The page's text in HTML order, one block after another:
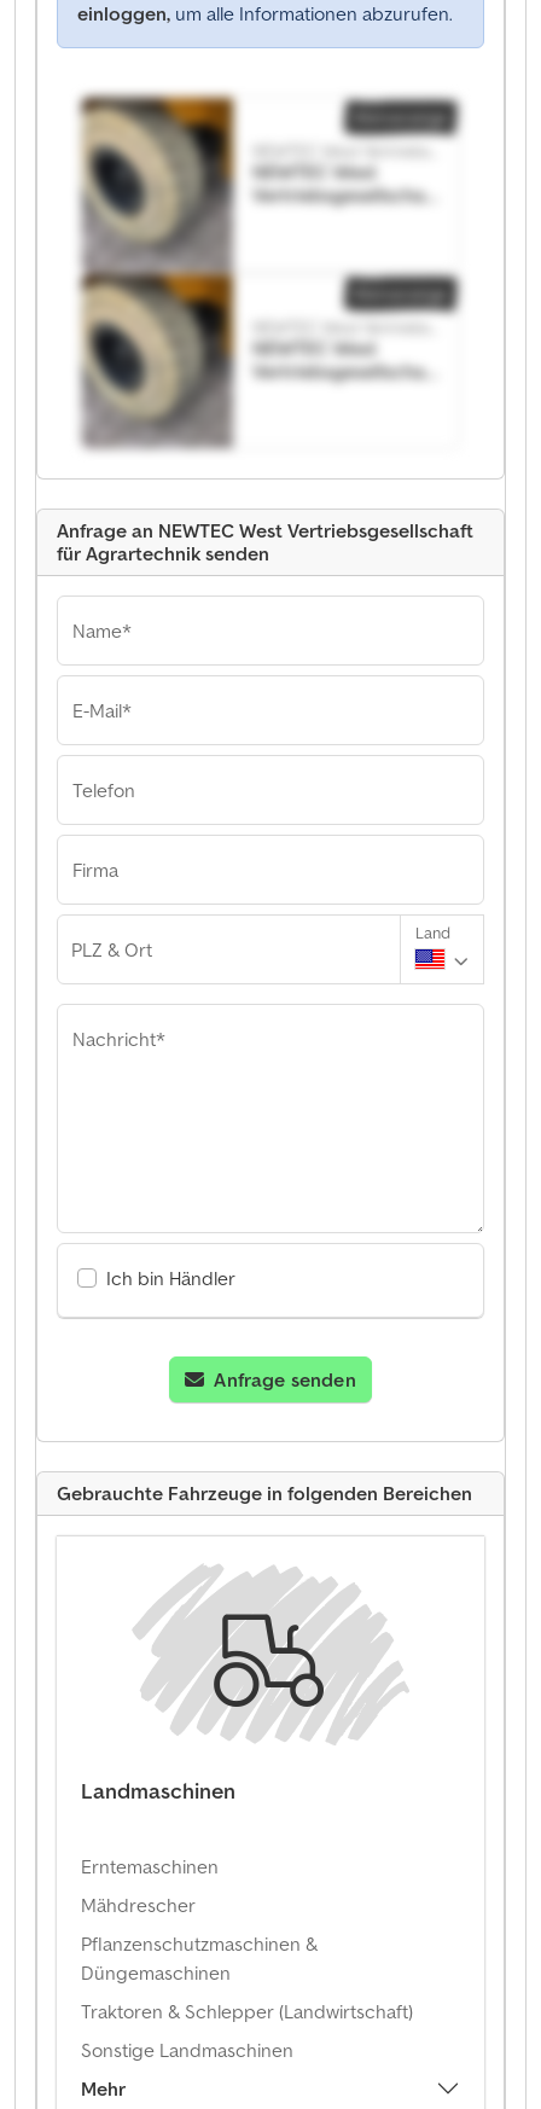
einloggen, um alle Informationen abzurufen.
NEWTEC West
Vertriebsgesellschaft
Vertriebsgesellschaft
für Agrartechnik
NEWTEC West
Vertriebsgesellschaft
Anfrage an NEWTEC West Vertriebsgesellschaft
für Agrartechnik senden
Name*
E-Mail*
Telefon
Firma
PLZ & Ort
Land
Nachricht*
Ich bin Händler
Anfrage senden
Gebrauchte Fahrzeuge in folgenden Bereichen
Landmaschinen
Erntemaschinen
Mähdrescher
Pflanzenschutzmaschinen &
Düngemaschinen
Traktoren & Schlepper (Landwirtschaft)
Sonstige Landmaschinen
Mehr